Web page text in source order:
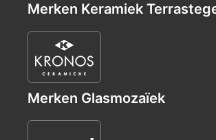
Merken Keramiek
Merken Glasmozaïek